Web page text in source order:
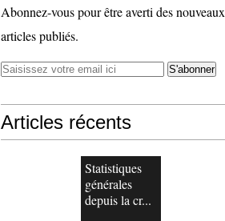
Abonnez-vous pour être averti des nouveaux
articles publiés.
Articles récents
Statistiques
générales
depuis la cr...